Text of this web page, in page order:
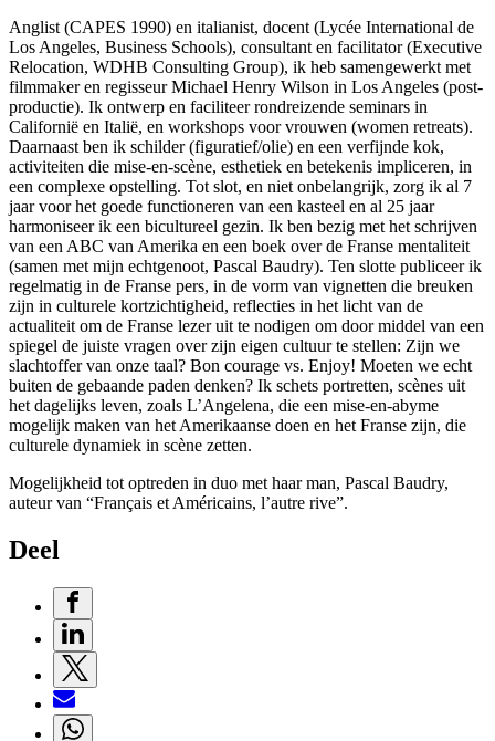
Anglist (CAPES 1990) en italianist, docent (Lycée International de
Los Angeles, Business Schools), consultant en facilitator (Executive
Relocation, WDHB Consulting Group), ik heb samengewerkt met
filmmaker en regisseur Michael Henry Wilson in Los Angeles (post-
productie). Ik ontwerp en faciliteer rondreizende seminars in
Californië en Italië, en workshops voor vrouwen (women retreats).
Daarnaast ben ik schilder (figuratief/olie) en een verfijnde kok,
activiteiten die mise-en-scène, esthetiek en betekenis impliceren, in
een complexe opstelling. Tot slot, en niet onbelangrijk, zorg ik al 7
jaar voor het goede functioneren van een kasteel en al 25 jaar
harmoniseer ik een bicultureel gezin. Ik ben bezig met het schrijven
van een ABC van Amerika en een boek over de Franse mentaliteit
(samen met mijn echtgenoot, Pascal Baudry). Ten slotte publiceer ik
regelmatig in de Franse pers, in de vorm van vignetten die breuken
zijn in culturele kortzichtigheid, reflecties in het licht van de
actualiteit om de Franse lezer uit te nodigen om door middel van een
spiegel de juiste vragen over zijn eigen cultuur te stellen: Zijn we
slachtoffer van onze taal? Bon courage vs. Enjoy! Moeten we echt
buiten de gebaande paden denken? Ik schets portretten, scènes uit
het dagelijks leven, zoals L’Angelena, die een mise-en-abyme
mogelijk maken van het Amerikaanse doen en het Franse zijn, die
culturele dynamiek in scène zetten.
Mogelijkheid tot optreden in duo met haar man, Pascal Baudry,
auteur van “Français et Américains, l’autre rive”.
Deel